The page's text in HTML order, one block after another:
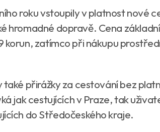
roku vstoupily v platnost nové
hromadné dopravě. Cena
korun, zatímco při nákupu
také přirážky za cestování bez
jak cestujících v Praze, tak
do Středočeského kraje.